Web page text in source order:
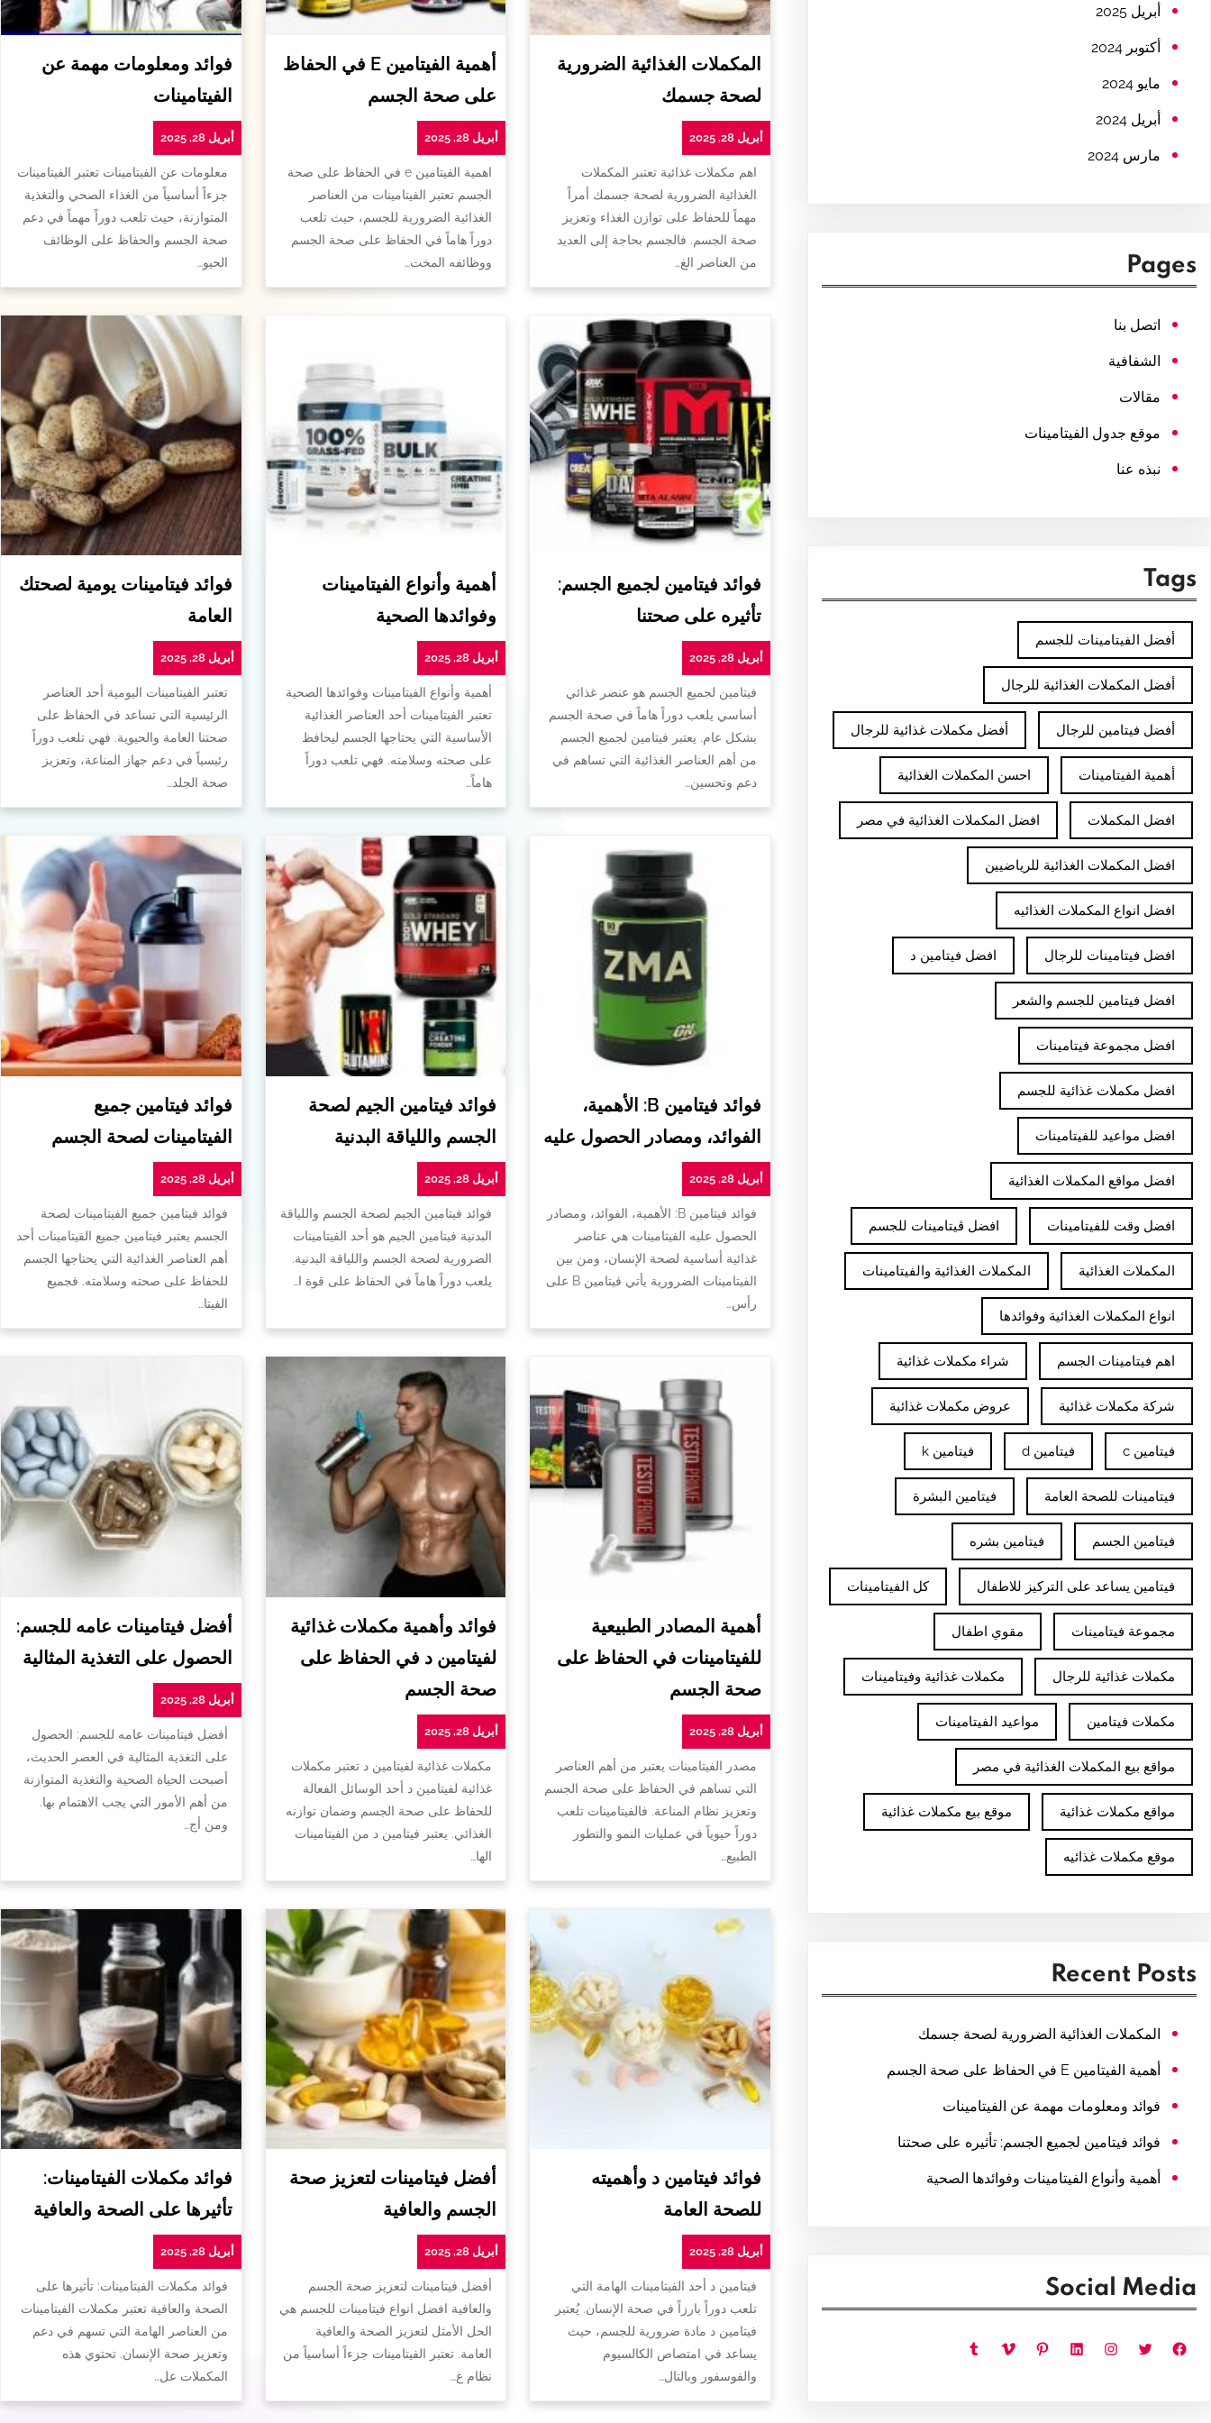
أبريل 2025
أكتوبر 2024
مايو 2024
أبريل 2024
مارس 2024
Pages
اتصل بنا
الشفافية
مقالات
موقع جدول الفيتامينات
نبذه عنا
Tags
أفضل الفيتامينات للجسم
أفضل المكملات الغذائية للرجال
أفضل فيتامين للرجال أفضل مكملات غذائية للرجال
أهمية الفيتامينات احسن المكملات الغذائية
افضل المكملات افضل المكملات الغذائية في مصر
افضل المكملات الغذائية للرياضيين
افضل انواع المكملات الغذائيه
افضل فيتامينات للرجال افضل فيتامين د
افضل فيتامين للجسم والشعر
افضل مجموعة فيتامينات
افضل مكملات غذائية للجسم
افضل مواعيد للفيتامينات
افضل مواقع المكملات الغذائية
افضل وقت للفيتامينات افضل ڤيتامينات للجسم
المكملات الغذائية المكملات الغذائية والفيتامينات
انواع المكملات الغذائية وفوائدها
اهم فيتامينات الجسم شراء مكملات غذائية
شركة مكملات غذائية عروض مكملات غذائية
فيتامين c فيتامين d فيتامين k
فيتامينات للصحة العامة فيتامين البشرة
فيتامين الجسم فيتامين بشره
فيتامين يساعد على التركيز للاطفال كل الفيتامينات
مجموعة فيتامينات مقوي اطفال
مكملات غذائية للرجال مكملات غذائية وفيتامينات
مكملات فيتامين مواعيد الفيتامينات
مواقع بيع المكملات الغذائية في مصر
مواقع مكملات غذائية موقع بيع مكملات غذائية
موقع مكملات غذائيه
Recent Posts
المكملات الغذائية الضرورية لصحة جسمك
أهمية الفيتامين E في الحفاظ على صحة الجسم
فوائد ومعلومات مهمة عن الفيتامينات
فوائد فيتامين لجميع الجسم: تأثيره على صحتنا
أهمية وأنواع الفيتامينات وفوائدها الصحية
Social Media
فيسبوك تويتر إنستجرام لينكد إن بينتريست فيميو تمبلر
المكملات الغذائية الضرورية
لصحة جسمك
أبريل 28, 2025
اهم مكملات غذائية تعتبر المكملات
الغذائية الضرورية لصحة جسمك أمراً
مهماً للحفاظ على توازن الغذاء وتعزيز
صحة الجسم. فالجسم بحاجة إلى العديد
من العناصر الغ…
أهمية الفيتامين E في الحفاظ
على صحة الجسم
أبريل 28, 2025
اهمية الفيتامين e في الحفاظ على صحة
الجسم تعتبر الفيتامينات من العناصر
الغذائية الضرورية للجسم، حيث تلعب
دوراً هاماً في الحفاظ على صحة الجسم
ووظائفه المخت…
فوائد ومعلومات مهمة عن
الفيتامينات
أبريل 28, 2025
معلومات عن الفيتامينات تعتبر الفيتامينات
جزءاً أساسياً من الغذاء الصحي والتغذية
المتوازنة، حيث تلعب دوراً مهماً في دعم
صحة الجسم والحفاظ على الوظائف
الحيو…
فوائد فيتامين لجميع الجسم:
تأثيره على صحتنا
أبريل 28, 2025
فيتامين لجميع الجسم هو عنصر غذائي
أساسي يلعب دوراً هاماً في صحة الجسم
بشكل عام. يعتبر فيتامين لجميع الجسم
من أهم العناصر الغذائية التي تساهم في
دعم وتحسين…
أهمية وأنواع الفيتامينات
وفوائدها الصحية
أبريل 28, 2025
أهمية وأنواع الفيتامينات وفوائدها الصحية
تعتبر الفيتامينات أحد العناصر الغذائية
الأساسية التي يحتاجها الجسم ليحافظ
على صحته وسلامته. فهي تلعب دوراً
هاماً…
فوائد فيتامينات يومية لصحتك
العامة
أبريل 28, 2025
تعتبر الفيتامينات اليومية أحد العناصر
الرئيسية التي تساعد في الحفاظ على
صحتنا العامة والحيوية. فهي تلعب دوراً
رئيسياً في دعم جهاز المناعة، وتعزيز
صحة الجلد…
فوائد فيتامين B: الأهمية،
الفوائد، ومصادر الحصول عليه
أبريل 28, 2025
فوائد فيتامين B: الأهمية، الفوائد، ومصادر
الحصول عليه الفيتامينات هي عناصر
غذائية أساسية لصحة الإنسان، ومن بين
الفيتامينات الضرورية يأتي فيتامين B على
رأس…
فوائد فيتامين الجيم لصحة
الجسم واللياقة البدنية
أبريل 28, 2025
فوائد فيتامين الجيم لصحة الجسم واللياقة
البدنية فيتامين الجيم هو أحد الفيتامينات
الضرورية لصحة الجسم واللياقة البدنية.
يلعب دوراً هاماً في الحفاظ على قوة ا…
فوائد فيتامين جميع
الفيتامينات لصحة الجسم
أبريل 28, 2025
فوائد فيتامين جميع الفيتامينات لصحة
الجسم يعتبر فيتامين جميع الفيتامينات أحد
أهم العناصر الغذائية التي يحتاجها الجسم
للحفاظ على صحته وسلامته. فجميع
الفيتا…
أهمية المصادر الطبيعية
للفيتامينات في الحفاظ على
صحة الجسم
أبريل 28, 2025
مصدر الفيتامينات يعتبر من أهم العناصر
التي تساهم في الحفاظ على صحة الجسم
وتعزيز نظام المناعة. فالفيتامينات تلعب
دوراً حيوياً في عمليات النمو والتطور
الطبيع…
فوائد وأهمية مكملات غذائية
لفيتامين د في الحفاظ على
صحة الجسم
أبريل 28, 2025
مكملات غذائية لفيتامين د تعتبر مكملات
غذائية لفيتامين د أحد الوسائل الفعالة
للحفاظ على صحة الجسم وضمان توازنه
الغذائي. يعتبر فيتامين د من الفيتامينات
الها…
أفضل فيتامينات عامه للجسم:
الحصول على التغذية المثالية
أبريل 28, 2025
أفضل فيتامينات عامه للجسم: الحصول
على التغذية المثالية في العصر الحديث،
أصبحت الحياة الصحية والتغذية المتوازنة
من أهم الأمور التي يجب الاهتمام بها.
ومن أج…
فوائد فيتامين د وأهميته
للصحة العامة
أبريل 28, 2025
فيتامين د أحد الفيتامينات الهامة التي
تلعب دوراً بارزاً في صحة الإنسان. يُعتبر
فيتامين د مادة ضرورية للجسم، حيث
يساعد في امتصاص الكالسيوم
والفوسفور وبالتال…
أفضل فيتامينات لتعزيز صحة
الجسم والعافية
أبريل 28, 2025
أفضل فيتامينات لتعزيز صحة الجسم
والعافية افضل انواع فيتامينات للجسم هي
الحل الأمثل لتعزيز الصحة والعافية
العامة. تعتبر الفيتامينات جزءاً أساسياً من
نظام غ…
فوائد مكملات الفيتامينات:
تأثيرها على الصحة والعافية
أبريل 28, 2025
فوائد مكملات الفيتامينات: تأثيرها على
الصحة والعافية تعتبر مكملات الفيتامينات
من العناصر الهامة التي تسهم في دعم
وتعزيز صحة الإنسان. تحتوي هذه
المكملات عل…